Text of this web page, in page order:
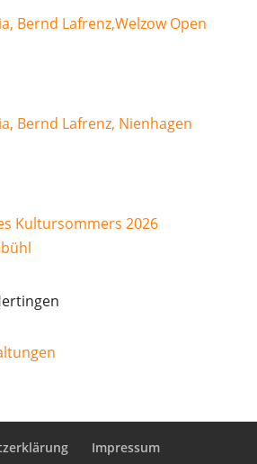
Bernd Lafrenz,Welzow Open
Bernd Lafrenz, Nienhagen
Kultursommers 2026
Impressum